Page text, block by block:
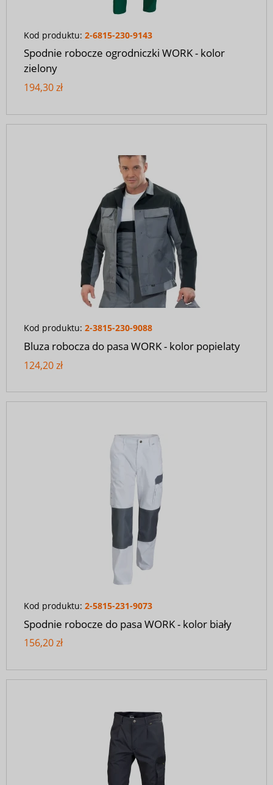
Kod produktu: 2-6815-230-9143
Spodnie robocze ogrodniczki WORK - kolor
zielony
194,30 zł
Kod produktu: 2-3815-230-9088
Bluza robocza do pasa WORK - kolor popielaty
124,20 zł
Kod produktu: 2-5815-231-9073
Spodnie robocze do pasa WORK - kolor biały
156,20 zł